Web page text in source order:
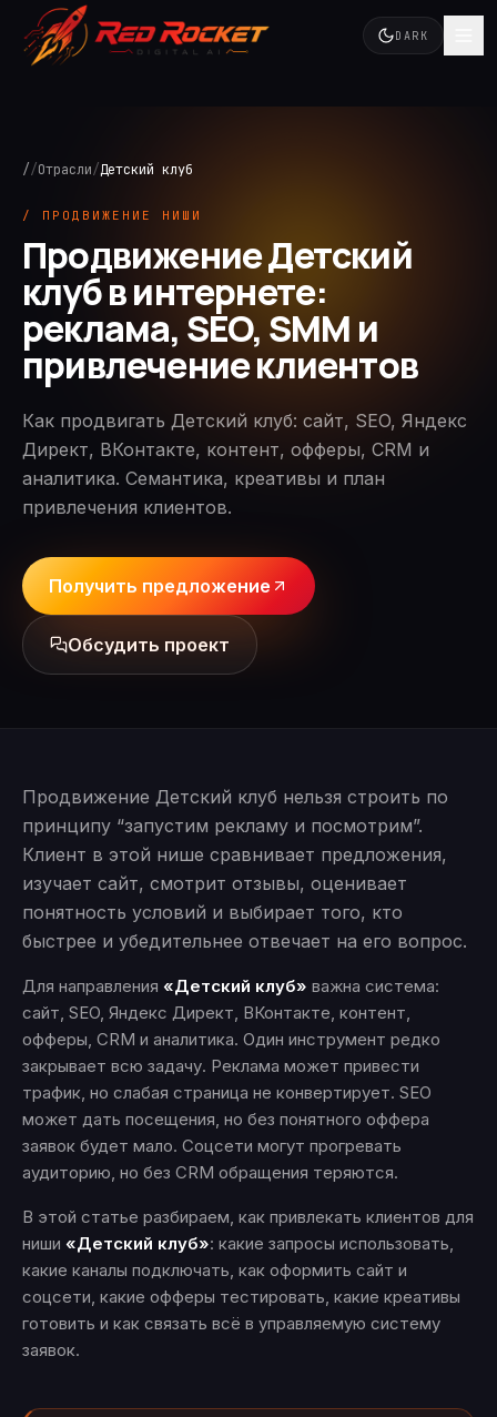
DARK
//Отрасли/Детский клуб
/ ПРОДВИЖЕНИЕ НИШИ
Продвижение Детский
клуб в интернете:
реклама, SEO, SMM и
привлечение клиентов
Как продвигать Детский клуб: сайт, SEO, Яндекс
Директ, ВКонтакте, контент, офферы, CRM и
аналитика. Семантика, креативы и план
привлечения клиентов.
Получить предложение
Обсудить проект
Продвижение Детский клуб нельзя строить по
принципу “запустим рекламу и посмотрим”.
Клиент в этой нише сравнивает предложения,
изучает сайт, смотрит отзывы, оценивает
понятность условий и выбирает того, кто
быстрее и убедительнее отвечает на его вопрос.
Для направления «Детский клуб» важна система:
сайт, SEO, Яндекс Директ, ВКонтакте, контент,
офферы, CRM и аналитика. Один инструмент редко
закрывает всю задачу. Реклама может привести
трафик, но слабая страница не конвертирует. SEO
может дать посещения, но без понятного оффера
заявок будет мало. Соцсети могут прогревать
аудиторию, но без CRM обращения теряются.
В этой статье разбираем, как привлекать клиентов для
ниши «Детский клуб»: какие запросы использовать,
какие каналы подключать, как оформить сайт и
соцсети, какие офферы тестировать, какие креативы
готовить и как связать всё в управляемую систему
заявок.